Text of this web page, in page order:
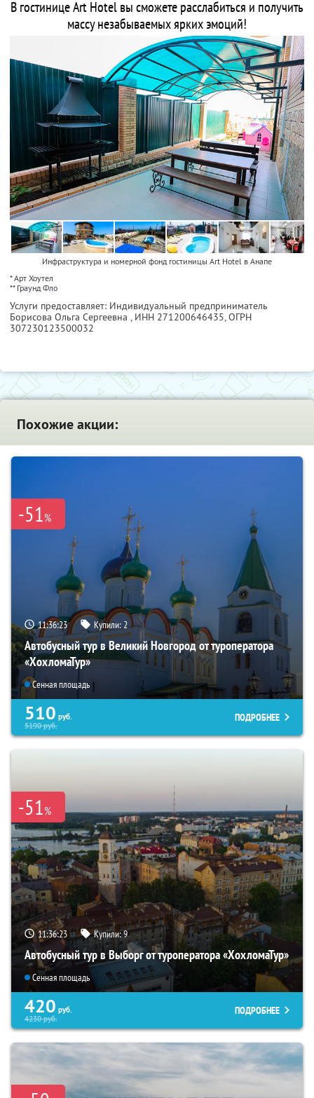
В гостинице Art Hotel вы сможете расслабиться и получить
массу незабываемых ярких эмоций!
Инфраструктура и номерной фонд гостиницы Art Hotel в Анапе
* Арт Хоутел
** Граунд Фло
Услуги предоставляет: Индивидуальный предприниматель
Борисова Ольга Сергеевна , ИНН 271200646435, ОГРН
307230123500032
Похожие акции:
-51%
11:36:22 Купили:2
Автобусный тур в Великий Новгород от туроператора
«ХохломаТур»
Сенная площадь
510 руб.
5190руб.
ПОДРОБНЕЕ
-51%
11:36:22 Купили:9
Автобусный тур в Выборг от туроператора «ХохломаТур»
Сенная площадь
420 руб.
4230руб.
ПОДРОБНЕЕ